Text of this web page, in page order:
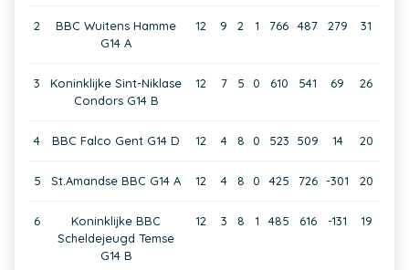
2
BBC Wuitens Hamme
G14 A
12 9 2 1 766 487 279 31
3
Koninklijke Sint-Niklase
Condors G14 B
12 7 5 0 610 541 69 26
4 BBC Falco Gent G14 D 12 4 8 0 523 509 14 20
5 St.Amandse BBC G14 A 12 4 8 0 425 726 -301 20
6
Koninklijke BBC
Scheldejeugd Temse
G14 B
12 3 8 1 485 616 -131 19